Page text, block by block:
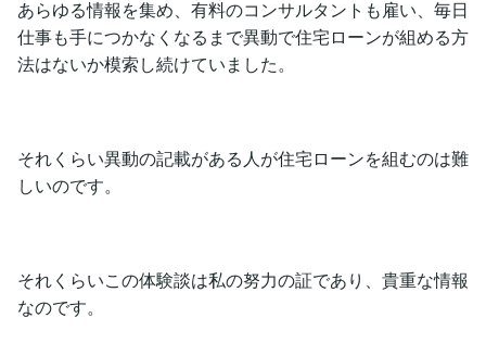
あらゆる情報を集め、有料のコンサルタントも雇い、毎日
仕事も手につかなくなるまで異動で住宅ローンが組める方
法はないか模索し続けていました。
それくらい異動の記載がある人が住宅ローンを組むのは難
しいのです。
それくらいこの体験談は私の努力の証であり、貴重な情報
なのです。